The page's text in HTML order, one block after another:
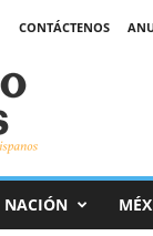
CONTÁCTENOS
NACIÓN